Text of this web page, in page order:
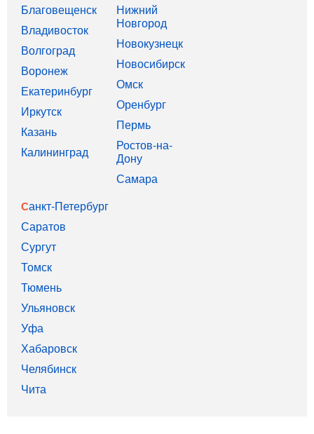
Благовещенск
Владивосток
Волгоград
Воронеж
Екатеринбург
Иркутск
Казань
Калининград
Нижний
Новгород
Новокузнецк
Новосибирск
Омск
Оренбург
Пермь
Ростов-на-
Дону
Самара
Санкт-Петербург
Саратов
Сургут
Томск
Тюмень
Ульяновск
Уфа
Хабаровск
Челябинск
Чита